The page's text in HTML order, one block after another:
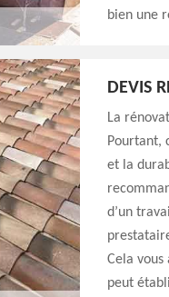
bien une
DEVIS
La
Pourtant,
et la
d’un
Cela
peut